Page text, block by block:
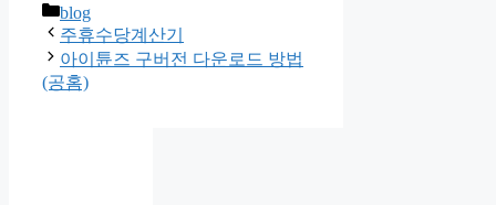
카
테
고
리
blog
주휴수당계산기
아이튠즈 구버전 다운로드 방법
(공홈)